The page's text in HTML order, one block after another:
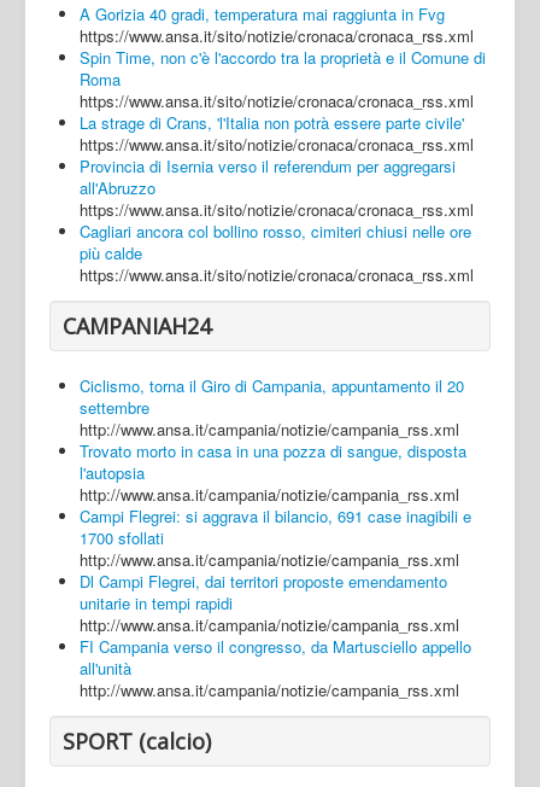
Napoli
Salerno
Login
A Gorizia 40 gradi, temperatura mai raggiunta in Fvg
https://www.ansa.it/sito/notizie/cronaca/cronaca_rss.xml
Spin Time, non c'è l'accordo tra la proprietà e il Comune di
Roma
https://www.ansa.it/sito/notizie/cronaca/cronaca_rss.xml
La strage di Crans, 'l'Italia non potrà essere parte civile'
https://www.ansa.it/sito/notizie/cronaca/cronaca_rss.xml
Provincia di Isernia verso il referendum per aggregarsi
all'Abruzzo
https://www.ansa.it/sito/notizie/cronaca/cronaca_rss.xml
Cagliari ancora col bollino rosso, cimiteri chiusi nelle ore
più calde
https://www.ansa.it/sito/notizie/cronaca/cronaca_rss.xml
CAMPANIAH24
Ciclismo, torna il Giro di Campania, appuntamento il 20
settembre
http://www.ansa.it/campania/notizie/campania_rss.xml
Trovato morto in casa in una pozza di sangue, disposta
l'autopsia
http://www.ansa.it/campania/notizie/campania_rss.xml
Campi Flegrei: si aggrava il bilancio, 691 case inagibili e
1700 sfollati
http://www.ansa.it/campania/notizie/campania_rss.xml
Dl Campi Flegrei, dai territori proposte emendamento
unitarie in tempi rapidi
http://www.ansa.it/campania/notizie/campania_rss.xml
FI Campania verso il congresso, da Martusciello appello
all'unità
http://www.ansa.it/campania/notizie/campania_rss.xml
SPORT (calcio)